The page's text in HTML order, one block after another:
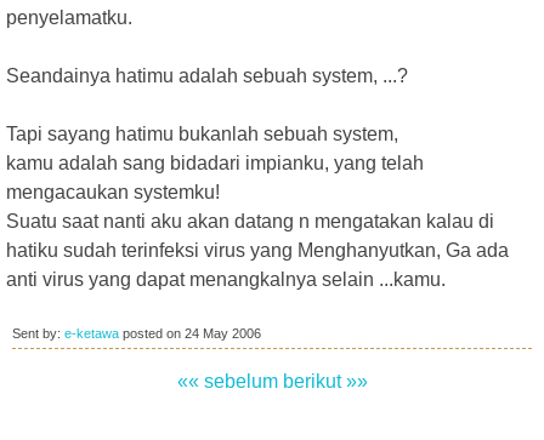
penyelamatku.
Seandainya hatimu adalah sebuah system, ...?
Tapi sayang hatimu bukanlah sebuah system,
kamu adalah sang bidadari impianku, yang telah
mengacaukan systemku!
Suatu saat nanti aku akan datang n mengatakan kalau di
hatiku sudah terinfeksi virus yang Menghanyutkan, Ga ada
anti virus yang dapat menangkalnya selain ...kamu.
Sent by: e-ketawa posted on 24 May 2006
«« sebelum berikut »»